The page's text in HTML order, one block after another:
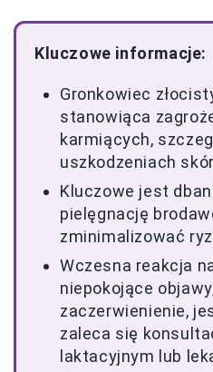
Kluczowe informacje:
Gronkowiec
stanowiąca
karmiących,
uszkodzeniach
Kluczowe jest
pielęgnację
zminimalizować
Wczesna reakcja
niepokojące
zaczerwienienie,
zaleca się
laktacyjnym lub